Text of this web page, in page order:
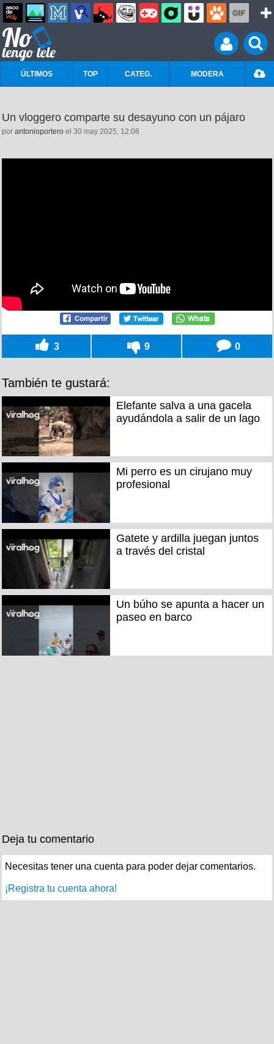
ÚLTIMOS TOP CATEG. MODERA
Un vloggero comparte su desayuno con un pájaro
por antonioportero el 30 may 2025, 12:08
3 9 0
También te gustará:
Elefante salva a una gacela
ayudándola a salir de un lago
Mi perro es un cirujano muy
profesional
Gatete y ardilla juegan juntos
a través del cristal
Un búho se apunta a hacer un
paseo en barco
Deja tu comentario
Necesitas tener una cuenta para poder dejar comentarios.
¡Registra tu cuenta ahora!